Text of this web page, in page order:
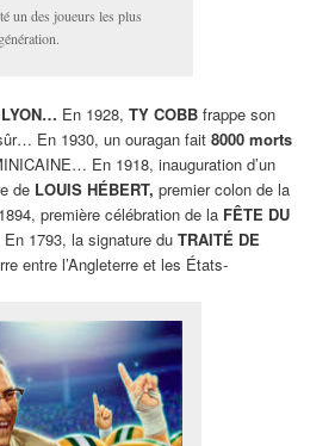
un des joueurs les plus
LYON… En 1928,TY COBB frappe son
En 1930, un ouragan fait8000 morts
En 1918, inauguration d’un
de LOUIS HÉBERT, premier colon de la
première célébration de la FÊTE DU
1793, la signature duTRAITÉ DE
entre l’Angleterre et les États-